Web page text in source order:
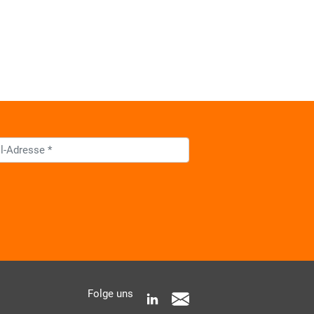
Datenschutzbedingungen
zur Verarbeitung meiner
Folge uns